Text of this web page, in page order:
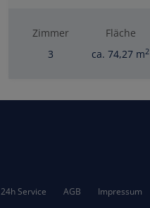
Zimmer
3
Fläche
ca. 74,27 m2
24h Service AGB Impressum